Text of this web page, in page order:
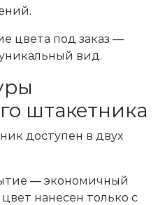
цвета под заказ —
вид.
штакетника
доступен в двух
— экономичный
нанесен только с